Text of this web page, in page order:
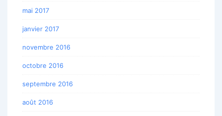
mai 2017
janvier 2017
novembre 2016
octobre 2016
septembre 2016
août 2016